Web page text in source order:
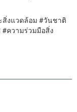
สิ่งแวดล้อม #วันชาติ
ความร่วมมือสิ่ง